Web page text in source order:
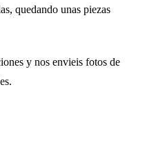
quedando unas piezas
y nos envieis fotos de